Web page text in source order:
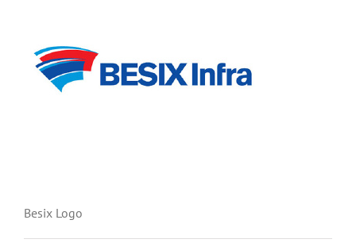
Besix Logo